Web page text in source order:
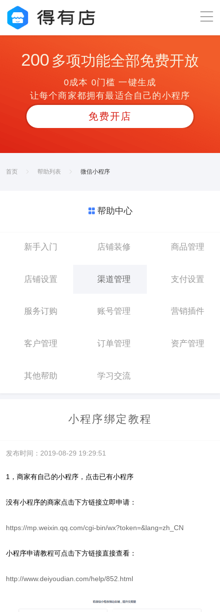
200 多项功能全部免费开放
0成本 0门槛 一键生成
让每个商家都拥有最适合自己的小程序
免费开店
首页 帮助列表 微信小程序
帮助中心
新手入门 店铺装修 商品管理
店铺设置 渠道管理 支付设置
服务订购 账号管理 营销插件
客户管理 订单管理 资产管理
其他帮助 学习交流
小程序绑定教程
发布时间：2019-08-29 19:29:51
1，商家有自己的小程序，点击已有小程序
没有小程序的商家点击下方链接立即申请：
https://mp.weixin.qq.com/cgi-bin/wx?token=&lang=zh_CN
小程序申请教程可点击下方链接直接查看：
http://www.deiyoudian.com/help/852.html